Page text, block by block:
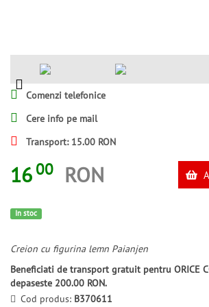
Comenzi telefonice
Cere info pe mail
Transport: 15.00 RON
16 00 RON
In stoc
Creion cu figurina lemn Paianjen
Beneficiati de transport gratuit pentru ORICE
depaseste 200.00 RON.
Cod produs: B370611